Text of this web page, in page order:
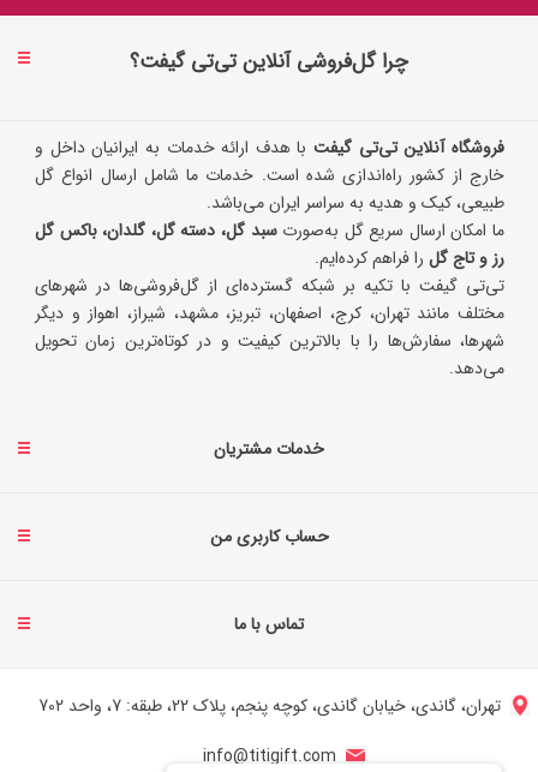
چرا گل‌فروشی آنلاین تی‌تی گیفت؟
فروشگاه آنلاین تی‌تی گیفتبا هدف ارائه خدمات به ایرانیان داخل و
خارج از کشور راه‌اندازی شده است. خدمات ما شامل ارسال انواع گل
طبیعی، کیک و هدیه به سراسر ایران می‌باشد.
ما امکان ارسال سریع گل به‌صورتسبد گل، دسته گل، گلدان، باکس گل
رز و تاج گل را فراهم کرده‌ایم.
تی‌تی گیفت با تکیه بر شبکه گسترده‌ای از گل‌فروشی‌ها در شهرهای
مختلف مانند تهران، کرج، اصفهان، تبریز، مشهد، شیراز، اهواز و دیگر
شهرها، سفارش‌ها را با بالاترین کیفیت و در کوتاه‌ترین زمان تحویل
می‌دهد.
خدمات مشتریان
حساب کاربری من
تماس با ما
تهران، گاندی، خیابان گاندی، کوچه پنجم، پلاک 22، طبقه: 7، واحد 702
info@titigift.com